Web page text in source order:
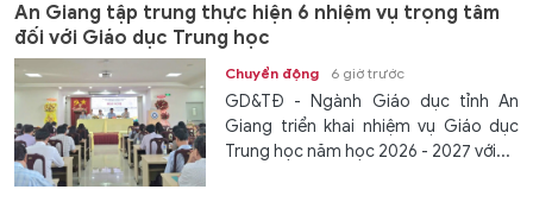
An Giang tập trung thực hiện 6 nhiệm vụ trọng tâm
đối với Giáo dục Trung học
Chuyển động 6 giờ trước
GD&TĐ - Ngành Giáo dục tỉnh An
Giang triển khai nhiệm vụ Giáo dục
Trung học năm học 2026 - 2027 với...